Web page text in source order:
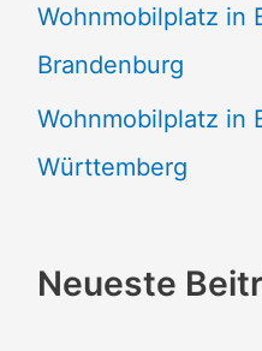
Wohnmobilplatz in
Brandenburg
Wohnmobilplatz in
Württemberg
Neueste